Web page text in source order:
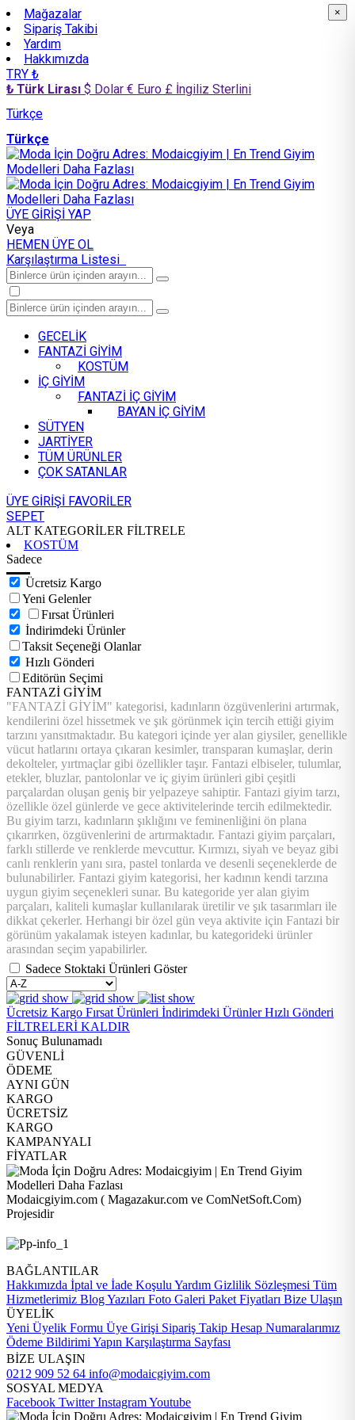
Mağazalar
Sipariş Takibi
Yardım
Hakkımızda
TRY ₺
₺ Türk Lirası $ Dolar € Euro £ İngiliz Sterlini
Türkçe
Türkçe
ÜYE GİRİŞİ YAP
Veya
HEMEN ÜYE OL
Karşılaştırma Listesi
GECELİK
FANTAZİ GİYİM
KOSTÜM
İÇ GİYİM
FANTAZİ İÇ GİYİM
BAYAN İÇ GİYİM
SÜTYEN
JARTİYER
TÜM ÜRÜNLER
ÇOK SATANLAR
ÜYE GİRİŞİ FAVORİLER
SEPET
ALT KATEGORİLER FİLTRELE
KOSTÜM
Sadece
Ücretsiz Kargo
Yeni Gelenler
Fırsat Ürünleri
İndirimdeki Ürünler
Taksit Seçeneği Olanlar
Hızlı Gönderi
Editörün Seçimi
FANTAZİ GİYİM
"FANTAZİ GİYİM" kategorisi, kadınların özgüvenlerini artırmak,
kendilerini özel hissetmek ve şık görünmek için tercih ettiği giyim
tarzını yansıtmaktadır. Bu kategori içinde yer alan giysiler, genellikle
vücut hatlarını ortaya çıkaran kesimler, transparan kumaşlar, derin
dekolteler, yırtmaçlar gibi özellikler taşır. Fantazi elbiseler, tulumlar,
etekler, bluzlar, pantolonlar ve iç giyim ürünleri gibi çeşitli
parçalardan oluşan geniş bir yelpazeye sahiptir. Fantazi giyim tarzı,
özellikle özel günlerde ve gece aktivitelerinde tercih edilmektedir.
Bu giyim tarzı, kadınların şıklığını ve feminenliğini ön plana
çıkarırken, özgüvenlerini de artırmaktadır. Fantazi giyim parçaları,
farklı stillerde ve renklerde mevcuttur. Kırmızı, siyah ve beyaz gibi
canlı renklerin yanı sıra, pastel tonlarda ve desenli seçeneklerde de
bulunabilirler. Fantazi giyim kategorisi, her kadının kendi tarzına
uygun giyim seçenekleri sunar. Bu kategoride yer alan giyim
parçaları, kaliteli kumaşlar kullanılarak üretilir ve şık tasarımları ile
dikkat çekerler. Herhangi bir özel gün veya aktivite için Fantazi bir
görünüm yakalamak isteyen kadınlar, bu kategorideki ürünler
arasından seçim yapabilirler.
Sadece Stoktaki Ürünleri Göster
Ücretsiz Kargo Fırsat Ürünleri İndirimdeki ÜrünlerHızlı Gönderi
FİLTRELERİ KALDIR
Sonuç Bulunamadı
GÜVENLİ
ÖDEME
AYNI GÜN
KARGO
ÜCRETSİZ
KARGO
KAMPANYALI
FİYATLAR
Modaicgiyim.com ( Magazakur.com ve ComNetSoft.Com)
Projesidir
BAĞLANTILAR
Hakkımızda İptal ve İade Koşulu Yardım Gizlilik Sözleşmesi Tüm
Hizmetlerimiz Blog Yazıları Foto Galeri Paket Fiyatları Bize Ulaşın
ÜYELİK
Yeni Üyelik Formu Üye Girişi Sipariş Takip Hesap Numaralarımız
Ödeme Bildirimi Yapın Karşılaştırma Sayfası
BİZE ULAŞIN
0212 909 52 64 info@modaicgiyim.com
SOSYAL MEDYA
Facebook TwitterInstagramYoutube
×
×